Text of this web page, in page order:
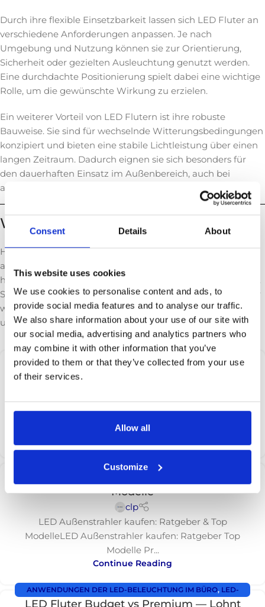
Consent Details About
This website uses cookies
We use cookies to personalise content and ads, to
provide social media features and to analyse our traffic.
We also share information about your use of our site with
our social media, advertising and analytics partners who
may combine it with other information that you’ve
provided to them or that they’ve collected from your use
of their services.
Allow all
Customize
Durch ihre flexible Einsetzbarkeit lassen sich LED Fluter an
verschiedene Anforderungen anpassen. Je nach
Umgebung und Nutzung können sie zur Orientierung,
Sicherheit oder gezielten Ausleuchtung genutzt werden.
Eine durchdachte Positionierung spielt dabei eine wichtige
Rolle, um die gewünschte Wirkung zu erzielen.
Ein weiterer Vorteil von LED Flutern ist ihre robuste
Bauweise. Sie sind für wechselnde Witterungsbedingungen
konzipiert und bieten eine stabile Lichtleistung über einen
langen Zeitraum. Dadurch eignen sie sich besonders für
den dauerhaften Einsatz im Außenbereich, auch bei
anspruchsvollen Umgebungen.
Weitere Informationen
Hier finden Sie alle Blogartikel rund um LED Fluter – von
allgemeinen Erklärungen und technischen Grundlagen bis
hin zu praktischen Anwendungen und Planungshinweisen.
Sollten Sie bestimmte Informationen hier nicht finden oder
weitere Fragen haben, können Sie uns jederzeit per E-Mail
untersales2@c-lp.eukontaktieren.
LED-FLUTER
LED Fluter kaufen: Professioneller Ratgeber
/* ---------- Reset binnen post-container ---------- */
.cls-page *, .cls-page *::before, .cls-page *:...
LED-FLUTER
Modelle
clp
LED Außenstrahler kaufen: Ratgeber & Top
ModelleLED Außenstrahler kaufen: Ratgeber Top
Modelle Pr...
Continue Reading
ANWENDUNGEN DER LED-BELEUCHTUNG IM BÜRO, LED-
FLUTER,ÖFFENTLICHE ANWENDUNGEN DER LED-
LED Fluter Budget vs Premium — Lohnt